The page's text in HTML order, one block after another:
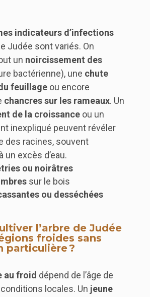
indicateurs d’infections
Judée sont variés. On
un noircissement des
bactérienne), une chute
feuillageou encore
chancres sur les rameaux. Un
de la croissanceou un
inexpliqué peuvent révéler
des racines, souvent
excès d’eau.
ou noirâtres
sur le bois
ou desséchées
l’arbre de Judée
froides sans
particulière ?
au froid dépend de l’âge de
conditions locales. Un jeune